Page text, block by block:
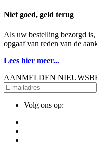
Niet goed, geld terug
Als uw bestelling bezorgd
opgaaf van reden van de
Lees hier meer...
AANMELDEN
Volg ons op: